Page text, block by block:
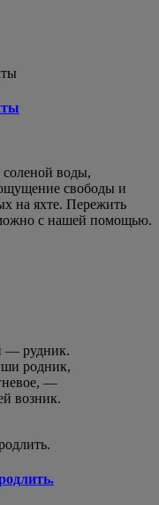
соленой воды,
свободы и
на яхте. Пережить
с нашей помощью.
— рудник.
родник,
—
возник.